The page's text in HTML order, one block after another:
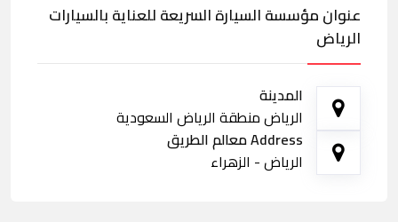
عنوان مؤسسة السيارة السريعة للعناية بالسيارات
الرياض
المدينة
الرياض منطقة الرياض السعودية
Address معالم الطريق
الرياض - الزهراء